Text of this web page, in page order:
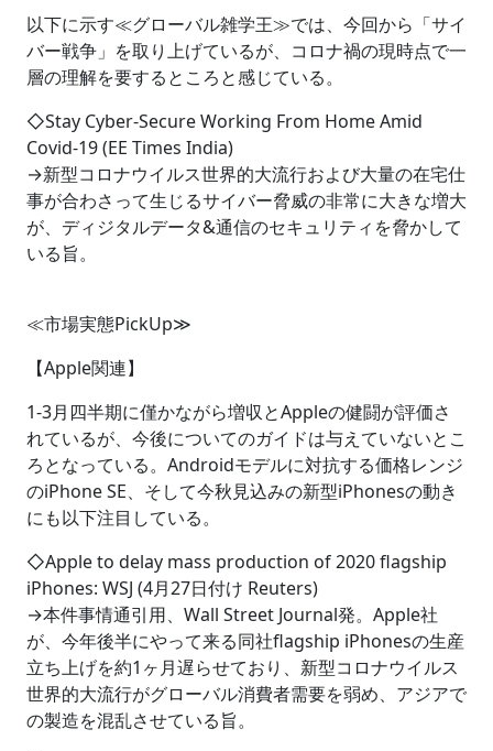
以下に示す≪グローバル雑学王≫では、今回から「サイ
バー戦争」を取り上げているが、コロナ禍の現時点で一
層の理解を要するところと感じている。
◇Stay Cyber-Secure Working From Home Amid
Covid-19 (EE Times India)
→新型コロナウイルス世界的大流行および大量の在宅仕
事が合わさって生じるサイバー脅威の非常に大きな増大
が、ディジタルデータ&通信のセキュリティを脅かして
いる旨。
≪市場実態PickUp≫
【Apple関連】
1-3月四半期に僅かながら増収とAppleの健闘が評価さ
れているが、今後についてのガイドは与えていないとこ
ろとなっている。Androidモデルに対抗する価格レンジ
のiPhone SE、そして今秋見込みの新型iPhonesの動き
にも以下注目している。
◇Apple to delay mass production of 2020 flagship
iPhones: WSJ (4月27日付け Reuters)
→本件事情通引用、Wall Street Journal発。Apple社
が、今年後半にやって来る同社flagship iPhonesの生産
立ち上げを約1ヶ月遅らせており、新型コロナウイルス
世界的大流行がグローバル消費者需要を弱め、アジアで
の製造を混乱させている旨。